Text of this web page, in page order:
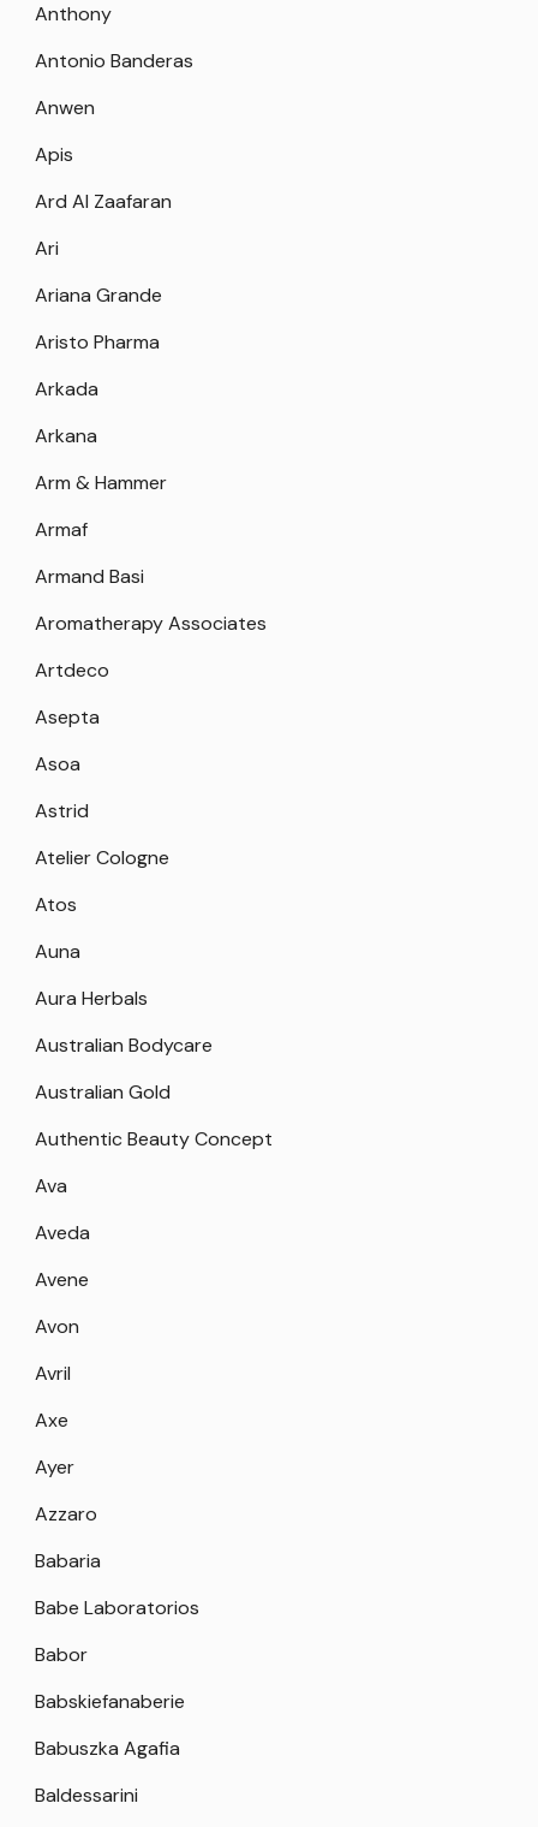
Anthony
Antonio Banderas
Anwen
Apis
Ard Al Zaafaran
Ari
Ariana Grande
Aristo Pharma
Arkada
Arkana
Arm & Hammer
Armaf
Armand Basi
Aromatherapy Associates
Artdeco
Asepta
Asoa
Astrid
Atelier Cologne
Atos
Auna
Aura Herbals
Australian Bodycare
Australian Gold
Authentic Beauty Concept
Ava
Aveda
Avene
Avon
Avril
Axe
Ayer
Azzaro
Babaria
Babe Laboratorios
Babor
Babskiefanaberie
Babuszka Agafia
Baldessarini